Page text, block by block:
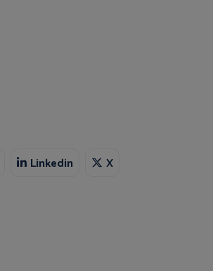
Linkedin X